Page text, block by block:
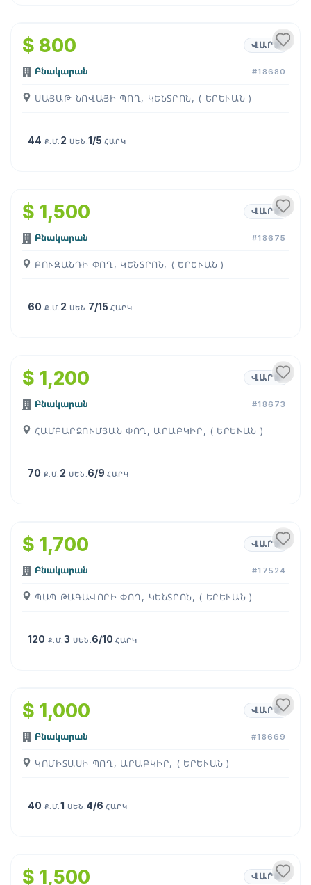
$ 800 ՎԱՐՁ
Բնակարան #18680
ՍԱՅԱԹ-ՆՈՎԱՅԻ ՊՈՂ, ԿԵՆՏՐՈՆ, ( ԵՐԵՒԱՆ )
44 Ք.Մ. 2 ՍԵՆ.1/5ՀԱՐԿ
$ 1,500 ՎԱՐՁ
Բնակարան #18675
ԲՈՒԶԱՆԴԻ ՓՈՂ, ԿԵՆՏՐՈՆ, ( ԵՐԵՒԱՆ )
60 Ք.Մ. 2 ՍԵՆ. 7/15ՀԱՐԿ
$ 1,200 ՎԱՐՁ
Բնակարան #18673
ՀԱՄԲԱՐՁՈՒՄՅԱՆ ՓՈՂ, ԱՐԱԲԿԻՐ, ( ԵՐԵՒԱՆ )
70 Ք.Մ. 2 ՍԵՆ. 6/9ՀԱՐԿ
$ 1,700 ՎԱՐՁ
Բնակարան #17524
ՊԱՊ ԹԱԳԱՎՈՐԻ ՓՈՂ, ԿԵՆՏՐՈՆ, ( ԵՐԵՒԱՆ )
120 Ք.Մ.3 ՍԵՆ. 6/10ՀԱՐԿ
$ 1,000 ՎԱՐՁ
Բնակարան #18669
ԿՈՄԻՏԱՍԻ ՊՈՂ, ԱՐԱԲԿԻՐ, ( ԵՐԵՒԱՆ )
40 Ք.Մ.1 ՍԵՆ. 4/6ՀԱՐԿ
$ 1,500 ՎԱՐՁ